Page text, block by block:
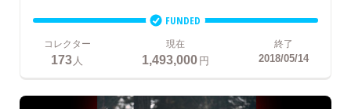
FUNDED
コレクター
173人
現在
1,493,000円
終了
2018/05/14